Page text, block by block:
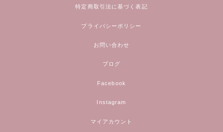
特定商取引法に基づく表記
プライバシーポリシー
お問い合わせ
ブログ
Facebook
Instagram
マイアカウント